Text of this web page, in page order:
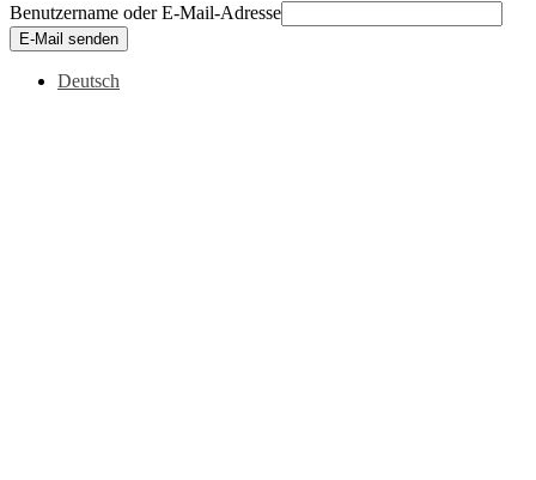
Benutzername oder E-Mail-Adresse
E-Mail senden
Deutsch